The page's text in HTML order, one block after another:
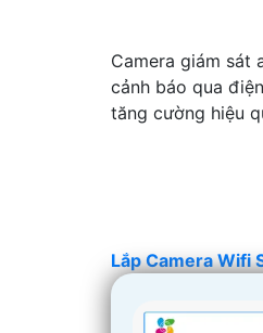
Camera giám sát
cảnh báo qua
tăng cường hiệu
Lắp Camera Wifi